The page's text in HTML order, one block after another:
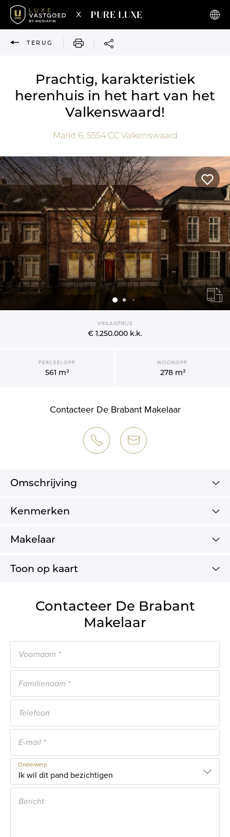
x
TERUG AFDRUKKEN
Prachtig, karakteristiek
herenhuis in het hart van het
Valkenswaard!
Markt 6, 5554 CCValkenswaard
VRAAGPRIJS
€ 1.250.000 k.k.
PERCEELOPP.
561 m²
WOONOPP.
278 m²
Contacteer De Brabant Makelaar
Omschrijving
Kenmerken
Makelaar
Toon op kaart
Contacteer De Brabant
Makelaar
Onderwerp